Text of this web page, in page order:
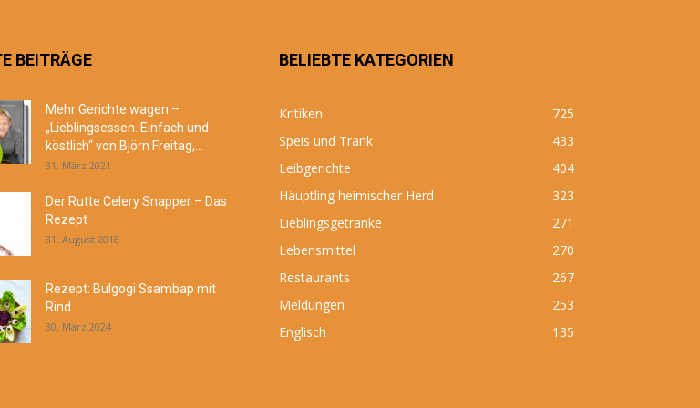
BEITRÄGE
Mehr Gerichte wagen –
„Lieblingsessen. Einfach und
köstlich“ von Björn Freitag,...
31. März 2021
Der Rutte Celery Snapper – Das
Rezept
31. August 2018
Rezept: Bulgogi Ssambap mit
Rind
30. März 2024
BELIEBTE KATEGORIEN
Kritiken
725
Speis und Trank
433
Leibgerichte
404
Häuptling heimischer Herd
323
Lieblingsgetränke
271
Lebensmittel
270
Restaurants
267
Meldungen
253
Englisch
135